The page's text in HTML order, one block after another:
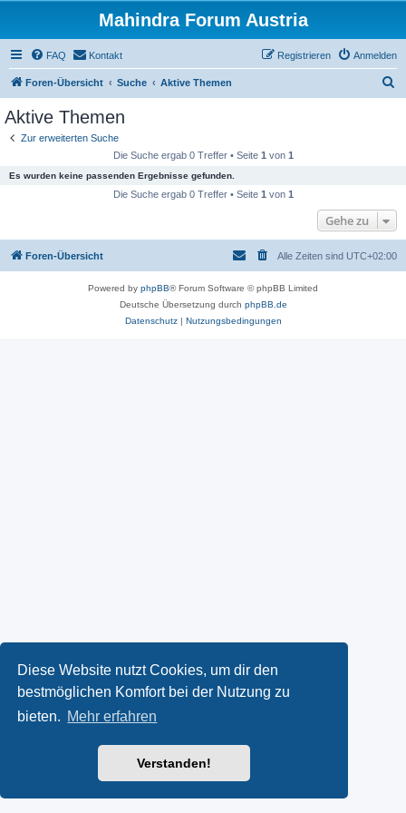
Diese Website nutzt Cookies, um dir den
bestmöglichen Komfort bei der Nutzung zu
bieten. Mehr erfahren
Verstanden!
Mahindra Forum Austria
FAQ Kontakt Anmelden
Registrieren
Foren-Übersicht Suche Aktive Themen
Aktive Themen
Zur erweiterten Suche
Die Suche ergab 0 Treffer • Seite 1 von 1
Es wurden keine passenden Ergebnisse gefunden.
Die Suche ergab 0 Treffer • Seite 1 von 1
Gehe zu
Foren-Übersicht Alle Zeiten sind UTC+02:00
Powered by phpBB® Forum Software © phpBB Limited
Deutsche Übersetzung durch phpBB.de
Datenschutz| Nutzungsbedingungen